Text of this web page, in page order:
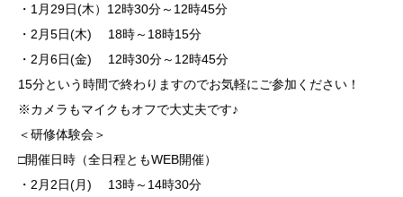
・1月29日(木）12時30分～12時45分
・2月5日(木) 18時～18時15分
・2月6日(金) 12時30分～12時45分
15分という時間で終わりますのでお気軽にご参加ください！
※カメラもマイクもオフで大丈夫です♪
＜研修体験会＞
□開催日時（全日程ともWEB開催）
・2月2日(月) 13時～14時30分